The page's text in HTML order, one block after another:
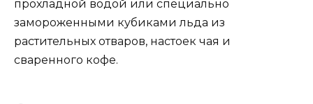
прохладной водой или специально
замороженными кубиками льда из
растительных отваров, настоек чая и
сваренного кофе.